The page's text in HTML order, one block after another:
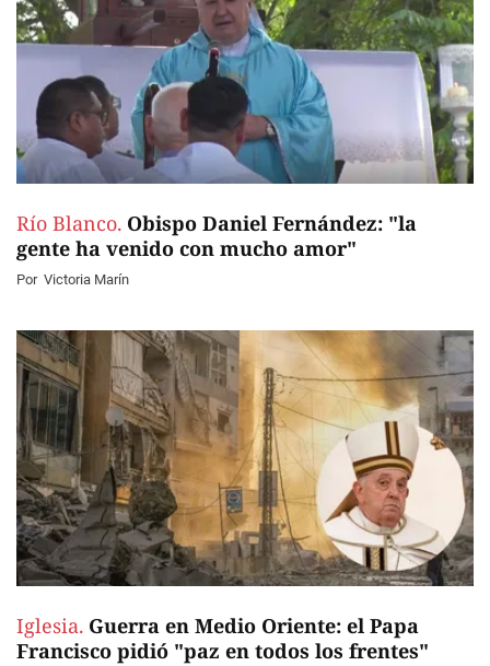
Río Blanco. Obispo Daniel Fernández: "la
gente ha venido con mucho amor"
Por Victoria Marín
Iglesia. Guerra en Medio Oriente: el Papa
Francisco pidió "paz en todos los frentes"